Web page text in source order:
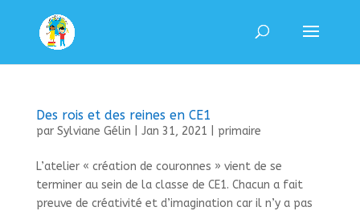
Des rois et des reines en CE1
par Sylviane Gélin Jan 31, 2021 primaire
L’atelier « création de couronnes » vient de se
terminer au sein de la classe de CE1. Chacun a fait
preuve de créativité et d’imagination car il n’y a pas